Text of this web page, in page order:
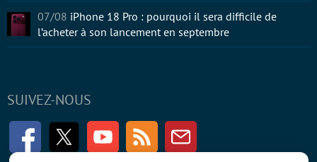
SUIVEZ-NOUS
FacebookTwitter Youtube RSS Newsletter
07/08 iPhone 18 Pro : pourquoi il sera difficile de
l’acheter à son lancement en septembre